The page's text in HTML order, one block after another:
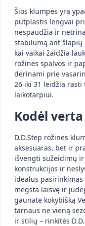
Šios klumpės yra
putplastis lengvai
nespaudžia ir
stabilumą ant šlapių
kai vaikai žaidžia
rožinės spalvos ir
derinami prie
26 iki 31 leidžia
laikotarpiui.
Kodėl
D.D.Step rožinės
aksesuaras, bet ir
išvengti sužeidimų
konstrukcijos ir
idealus
mėgsta laisvę ir
gaunate kokybišką
tarnaus ne vieną
ir stilių – rinkitės